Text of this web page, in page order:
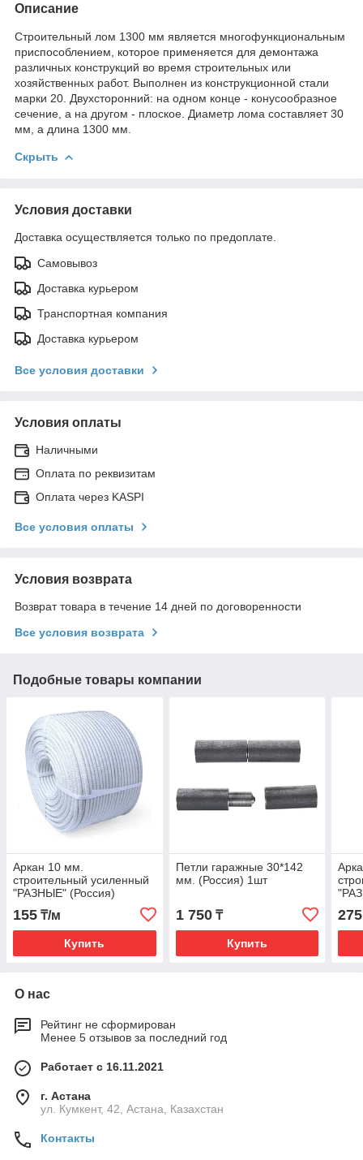
Описание
Строительный лом 1300 мм является многофункциональным
приспособлением, которое применяется для демонтажа
различных конструкций во время строительных или
хозяйственных работ. Выполнен из конструкционной стали
марки 20. Двухсторонний: на одном конце - конусообразное
сечение, а на другом - плоское. Диаметр лома составляет 30
мм, а длина 1300 мм.
Скрыть
Условия доставки
Доставка осуществляется только по предоплате.
Самовывоз
Доставка курьером
Транспортная компания
Доставка курьером
Все условия доставки
Условия оплаты
Наличными
Оплата по реквизитам
Оплата через KASPI
Все условия оплаты
Условия возврата
Возврат товара в течение 14 дней по договоренности
Все условия возврата
Подобные товары компании
Аркан 10 мм.
строительный усиленный
"РАЗНЫЕ" (Россия)
155 ₸/м
Купить
Петли гаражные 30*142
мм. (Россия) 1шт
1 750₸
Купить
275
О нас
Рейтинг не сформирован
Менее 5 отзывов за последний год
Работает с 16.11.2021
г. Астана
ул. Кумкент, 42, Астана, Казахстан
Контакты